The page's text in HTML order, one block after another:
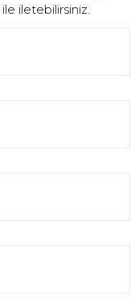
iletebilirsiniz.